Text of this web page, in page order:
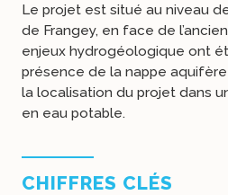
Le projet est situé au niveau de
de Frangey, en face de
enjeux hydrogéologique ont
présence de la nappe
la localisation du projet dans
en eau potable.
CHIFFRES CLÉS